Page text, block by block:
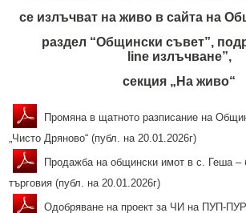
се излъчват на живо в сайта на
раздел “Общински съвет”,
line излъчване”,
секция „На живо“
Промяна в щатното разписание на
„Чисто Дряново“ (публ. на 20.01.2026г)
Продажба на общински имот в с. Геша –
търговия (публ. на 20.01.2026г)
Одобряване на проект за ЧИ на ПУП-